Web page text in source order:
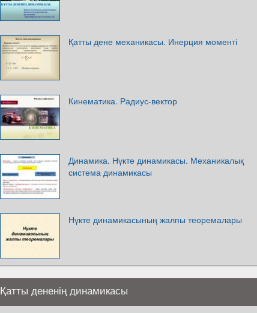
Қатты дене механикасы. Инерция моменті
Кинематика. Радиус-вектор
Динамика. Нүкте динамикасы. Механикалық
система динамикасы
Нүкте динамикасының жалпы теоремалары
Қатты дененің динамикасы